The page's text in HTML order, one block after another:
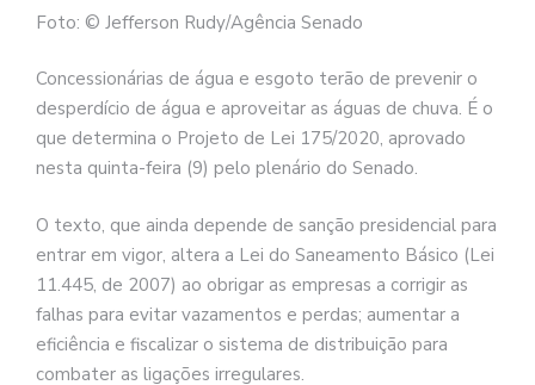
Foto: © Jefferson Rudy/Agência Senado
Concessionárias de água e esgoto terão de prevenir o
desperdício de água e aproveitar as águas de chuva. É o
que determina o Projeto de Lei 175/2020, aprovado
nesta quinta-feira (9) pelo plenário do Senado.
O texto, que ainda depende de sanção presidencial para
entrar em vigor, altera a Lei do Saneamento Básico (Lei
11.445, de 2007) ao obrigar as empresas a corrigir as
falhas para evitar vazamentos e perdas; aumentar a
eficiência e fiscalizar o sistema de distribuição para
combater as ligações irregulares.